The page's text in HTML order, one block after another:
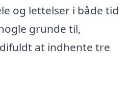
og lettelser i både tid
grunde til,
at indhente tre